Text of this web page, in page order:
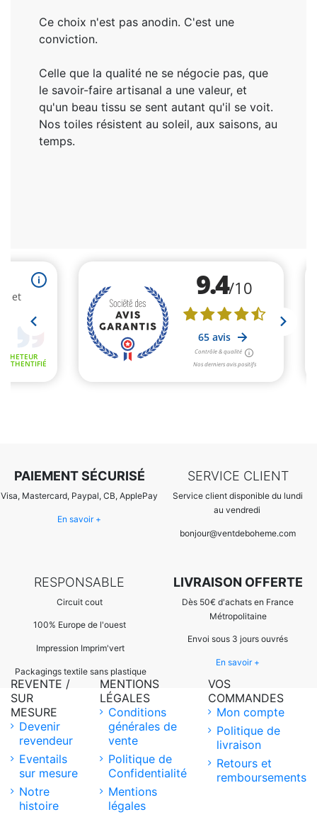
Ce choix n'est pas anodin. C'est une
conviction.
Celle que la qualité ne se négocie pas, que
le savoir-faire artisanal a une valeur, et
qu'un beau tissu se sent autant qu'il se voit.
Nos toiles résistent au soleil, aux saisons, au
temps.
PAIEMENT SÉCURISÉ
Visa, Mastercard, Paypal, CB, ApplePay
En savoir +
SERVICE CLIENT
Service client disponible du lundi
au vendredi
bonjour@ventdeboheme.com
RESPONSABLE
Circuit cout
100% Europe de l'ouest
Impression Imprim'vert
Packagings textile sans plastique
LIVRAISON OFFERTE
Dès 50€ d'achats en France
Métropolitaine
Envoi sous 3 jours ouvrés
En savoir +
REVENTE /
SUR
MESURE
Devenir
revendeur
Eventails
sur mesure
Notre
histoire
MENTIONS
LÉGALES
Conditions
générales de
vente
Politique de
Confidentialité
Mentions
légales
VOS
COMMANDES
Mon compte
Politique de
livraison
Retours et
remboursements